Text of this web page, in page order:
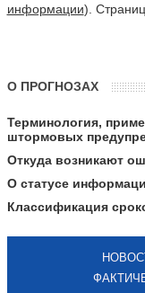
информации).
О ПРОГНОЗАХ
Терминология,
штормовых
Откуда возникают
О статусе
Классификация